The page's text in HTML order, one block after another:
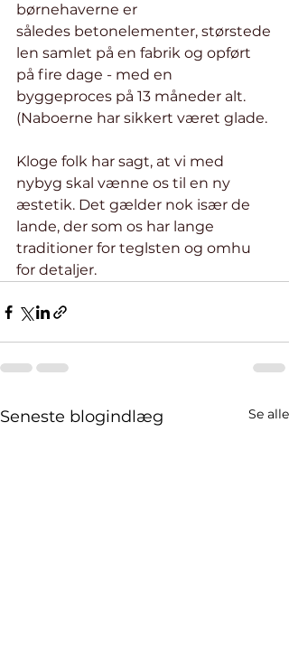
børnehaverne er
således betonelementer, størstede
len samlet på en fabrik og opført
på fire dage - med en
byggeproces på 13 måneder alt.
(Naboerne har sikkert været glade.
Kloge folk har sagt, at vi med
nybyg skal vænne os til en ny
æstetik. Det gælder nok især de
lande, der som os har lange
traditioner for teglsten og omhu
for detaljer.
Seneste blogindlæg Se alle